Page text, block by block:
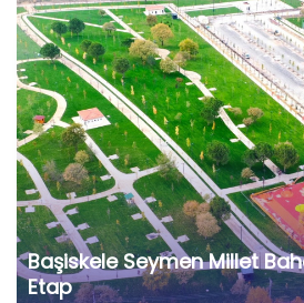
Başiskele Seymen Millet
Etap